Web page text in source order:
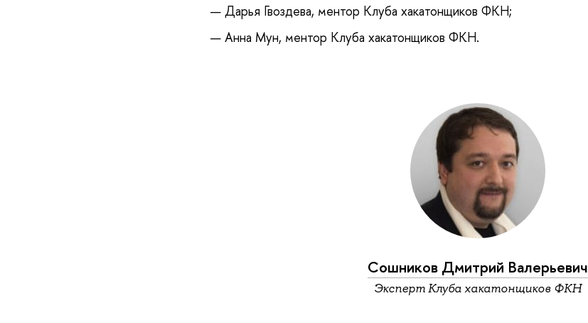
— Дарья Гвоздева, ментор Клуба хакатонщиков ФКН;
— Анна Мун, ментор Клуба хакатонщиков ФКН.
Сошников Дмитрий Валерьевич
Эксперт Клуба хакатонщиков ФКН